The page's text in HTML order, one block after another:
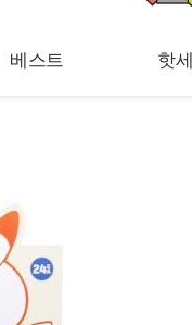
베스트 핫